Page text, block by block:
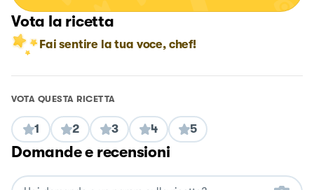
Vota la ricetta
Fai sentire la tua voce, chef!
VOTA QUESTA RICETTA
1 2 3 4 5
Domande e recensioni